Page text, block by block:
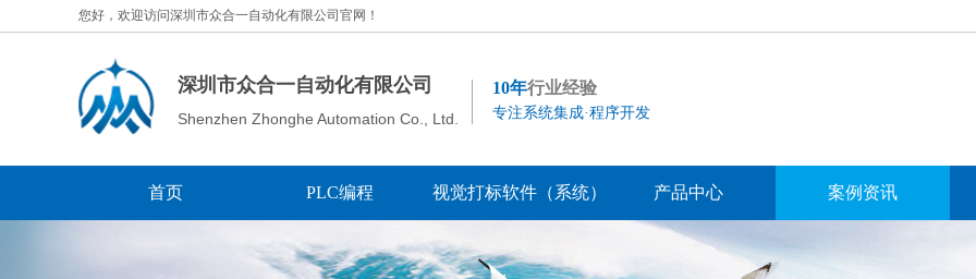
您好，欢迎访问深圳市众合一自动化有限公司官网！
Shenzhen Zhonghe Automation Co., Ltd.
深圳市众合一自动化有限公司 10年行业经验
专注系统集成·程序开发
首页 PLC编程 视觉打标软件（系统） 产品中心 案例资讯